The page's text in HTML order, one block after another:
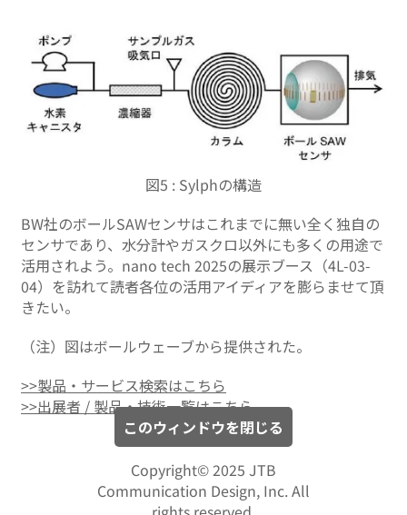
図5 : Sylphの構造
BW社のボールSAWセンサはこれまでに無い全く独自の
センサであり、水分計やガスクロ以外にも多くの用途で
活用されよう。nano tech 2025の展示ブース（4L-03-
04）を訪れて読者各位の活用アイディアを膨らませて頂
きたい。
（注）図はボールウェーブから提供された。
>>製品・サービス検索はこちら
>>出展者 / 製品・技術一覧はこちら
このウィンドウを閉じる
Copyright© 2025 JTB
Communication Design, Inc. All